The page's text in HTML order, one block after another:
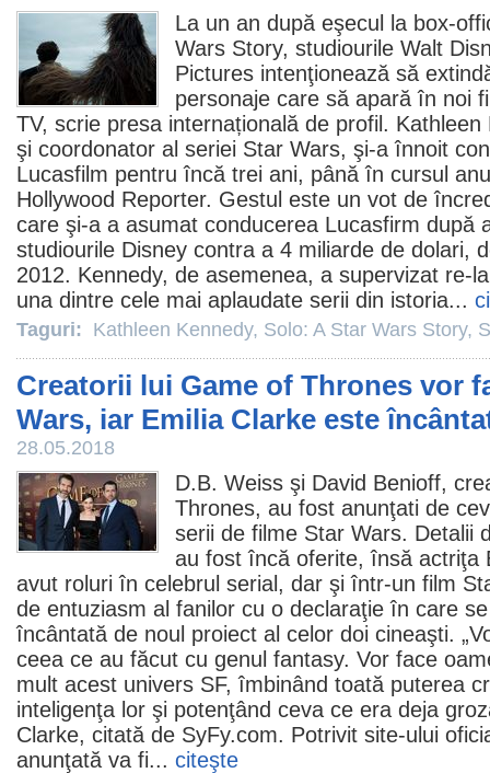
La un an după eşecul la box-
Wars Story, studiourile Walt
Pictures intenţionează să
personaje care să apară în noi
TV, scrie presa internațională de profil. Kathleen
şi coordonator al seriei Star Wars, şi-a înnoit
Lucasfilm pentru încă trei ani, până în cursul
Hollywood Reporter. Gestul este un vot de
care şi-a a asumat conducerea Lucasfirm după
studiourile Disney contra a 4 miliarde de dolari,
2012. Kennedy, de asemenea, a supervizat re-
una dintre cele mai aplaudate serii din istoria...
Taguri: Kathleen Kennedy, Solo: A Star Wars Story,
Creatorii lui Game of Thrones vor
Wars, iar Emilia Clarke este
28.05.2018
D.B. Weiss şi David Benioff,
Thrones, au fost anunţati de
serii de filme Star Wars. Detalii
au fost încă oferite, însă actriţa
avut roluri în celebrul serial, dar şi într-un film
de entuziasm al fanilor cu o declaraţie în care
încântată de noul proiect al celor doi cineaşti.
ceea ce au făcut cu genul fantasy. Vor face
mult acest univers SF, îmbinând toată puterea
inteligenţa lor şi potenţând ceva ce era deja
Clarke, citată de SyFy.com. Potrivit site-ului
anunţată va fi... citeşte